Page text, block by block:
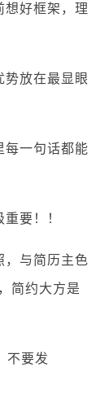
好框架，理
放在最显眼
一句话都能
要！！
与简历主色
简约大方是
要发